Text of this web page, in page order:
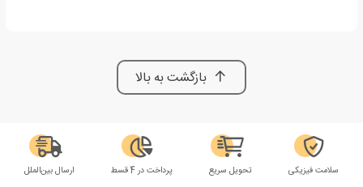
بازگشت به بالا
سلامت فیزیکی تحویل سریع پرداخت در 4 قسط ارسال بین‌الملل